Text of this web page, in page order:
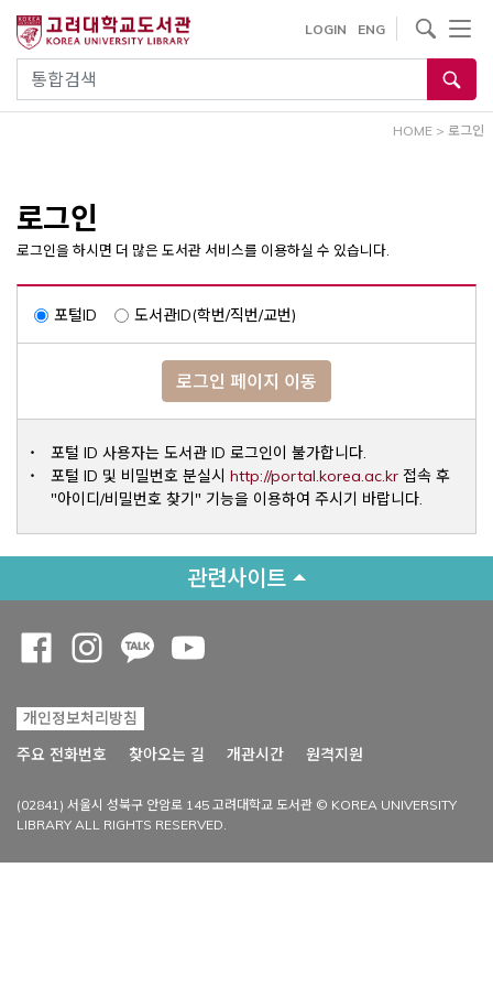
건
통합검색
LOGIN ENG
사이트내 검색
HOME > 로그인
로그인
로그인을 하시면 더 많은 도서관 서비스를 이용하실 수 있습니다.
포털ID 도서관ID(학번/직번/교번)
로그인 페이지 이동
포털 ID 사용자는 도서관 ID 로그인이 불가합니다.
포털 ID 및 비밀번호 분실시 http://portal.korea.ac.krOpens a
접속 후
"아이디/비밀번호 찾기" 기능을 이용하여 주시기 바랍니다.
관련사이트
개인정보처리방침
주요 전화번호
찾아오는 길 개관시간 원격지원
(02841) 서울시 성북구 안암로 145 고려대학교 도서관 © KOREA UNIVERSITY
LIBRARY ALL RIGHTS RESERVED.
Opens a new window
Opens a new window
Opens a new window